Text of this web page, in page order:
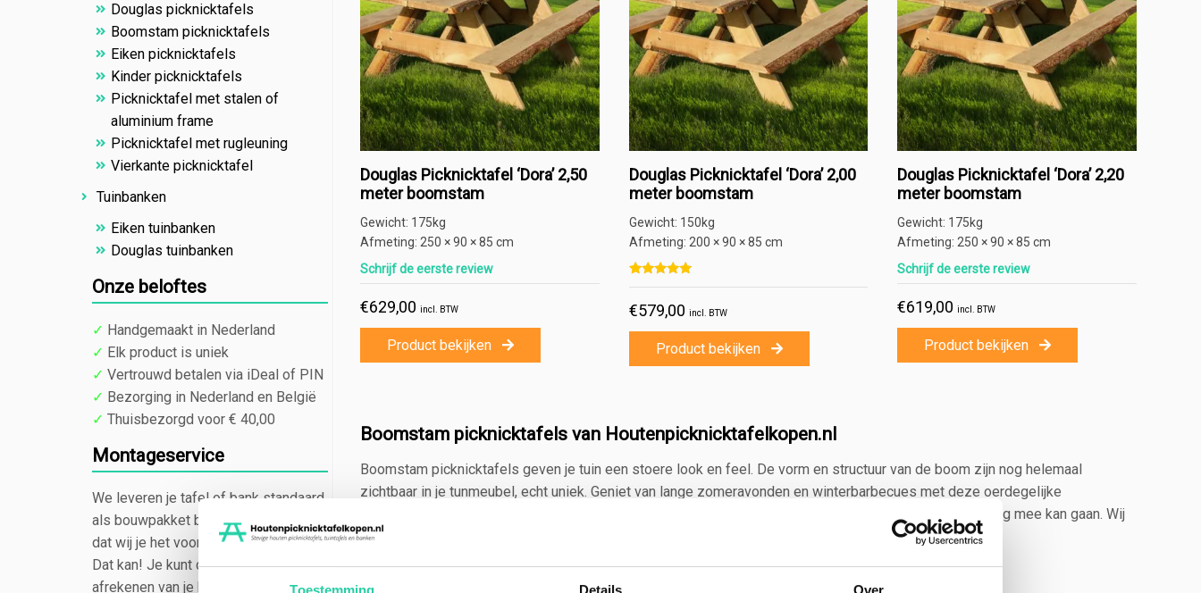
Douglas picknicktafels
Boomstam picknicktafels
Eiken picknicktafels
Kinder picknicktafels
Picknicktafel met stalen of
aluminium frame
Picknicktafel met rugleuning
Vierkante picknicktafel
Tuinbanken
Eiken tuinbanken
Douglas tuinbanken
Onze beloftes
✓ Handgemaakt in Nederland
✓ Elk product is uniek
✓ Vertrouwd betalen via iDeal of PIN
✓ Bezorging in Nederland en België
✓ Thuisbezorgd voor € 40,00
Montageservice
We leveren je tafel of bank standaard
als bouwpakket bij je af. Heb je liever
dat wij je het voor je in elkaar zetten?
Dat kan! Je kunt dit aangeven bij het
afrekenen van je bestelling.
Douglas Picknicktafel ‘Dora’ 2,50
meter boomstam
Gewicht: 175kg
Afmeting: 250 × 90 × 85 cm
Schrijf de eerste review
€629,00 incl. BTW
Product bekijken
Douglas Picknicktafel ‘Dora’ 2,00
meter boomstam
Gewicht: 150kg
Afmeting: 200 × 90 × 85 cm
Gewaardeerd
op 5 gebaseerd op
1
€579,00 incl. BTW
Product bekijken
Douglas Picknicktafel ‘Dora’ 2,20
meter boomstam
Gewicht: 175kg
Afmeting:250 × 90 × 85 cm
Schrijf de eerste review
€619,00 incl. BTW
Product bekijken
Boomstam picknicktafels van Houtenpicknicktafelkopen.nl
Boomstam picknicktafels geven je tuin een stoere look en feel. De vorm en structuur van de boom zijn nog helemaal
zichtbaar in je tunmeubel, echt uniek. Geniet van lange zomeravonden en winterbarbecues met deze oerdegelijke
, dan kies je voor een tafel die je leven lang mee kan gaan. Wij
maken ambachtelijk handgemaakte picknicktafels van hoge kwaliteit.
Picknicktafel hardhout